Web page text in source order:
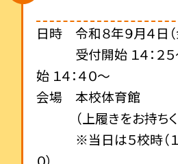
日時 令和８年９月４日（
受付開始 １４：２
始 １４：４０～
会場 本校体育館
（上履きをお持ちく
※当日は５校時（１３
０）